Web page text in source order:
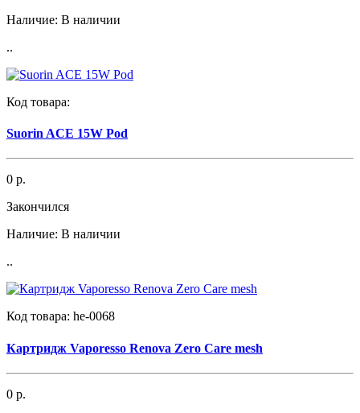
Наличие: В наличии
..
Код товара:
Suorin ACE 15W Pod
0 р.
Закончился
Наличие: В наличии
..
Код товара: he-0068
Картридж Vaporesso Renova Zero Care mesh
0 р.